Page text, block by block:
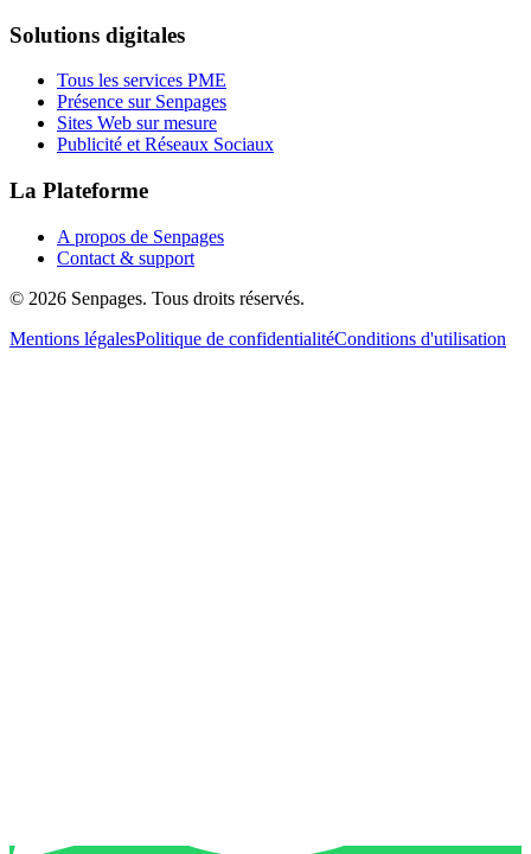
Solutions digitales
Tous les services PME
Présence sur Senpages
Sites Web sur mesure
Publicité et Réseaux Sociaux
La Plateforme
A propos de Senpages
Contact & support
© 2026 Senpages. Tous droits réservés.
Mentions légalesPolitique de confidentialitéConditions d'utilisation